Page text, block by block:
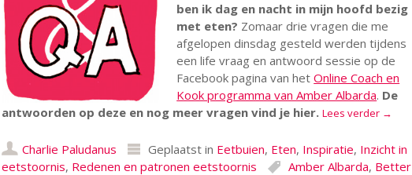
ben ik dag en nacht in mijn hoofd bezig
met eten? Zomaar drie vragen die me
afgelopen dinsdag gesteld werden tijdens
een life vraag en antwoord sessie op de
Facebook pagina van hetOnline Coach en
Kook programma van Amber Albarda. De
antwoorden op deze en nog meer vragen vind je hier. Lees verder →
Charlie Paludanus Geplaatst in Eetbuien, Eten, Inspiratie, Inzicht in
eetstoornis, Redenen en patronen eetstoornis Amber Albarda, Better